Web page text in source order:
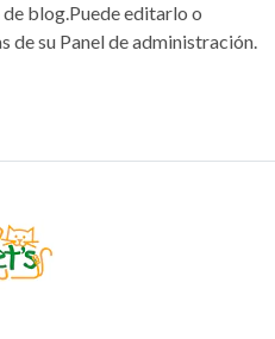
blog.Puede editarlo o
de su Panel de administración.